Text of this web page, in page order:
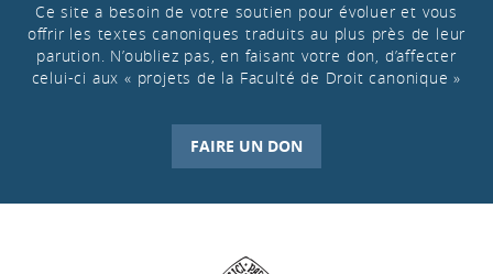
Ce site a besoin de votre soutien pour évoluer et vous
offrir les textes canoniques traduits au plus près de leur
parution. N’oubliez pas, en faisant votre don, d’affecter
celui-ci aux « projets de la Faculté de Droit canonique »
FAIRE UN DON